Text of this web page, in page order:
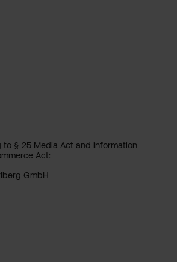
to § 25 Media Act and information
Act:
GmbH